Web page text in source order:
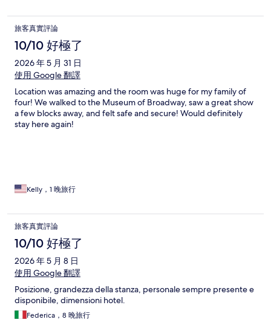
旅客真實評論
10/10 好極了
2026 年 5 月 31 日
使用 Google 翻譯
Location was amazing and the room was huge for my family of
four! We walked to the Museum of Broadway, saw a great show
a few blocks away, and felt safe and secure! Would definitely
stay here again!
Kelly，1 晚旅行
旅客真實評論
10/10 好極了
2026 年 5 月 8 日
使用 Google 翻譯
Posizione, grandezza della stanza, personale sempre presente e
disponibile, dimensioni hotel.
Federica，8 晚旅行